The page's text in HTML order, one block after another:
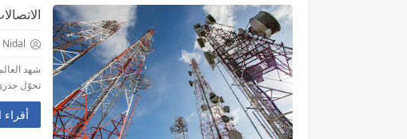
Nidal
شهد
تحوّل
أقراء